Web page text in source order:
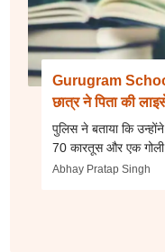
Gurugram
छात्र ने पिता की
पुलिस ने बताया कि
70 कारतूस और एक गोली
Abhay Pratap Singh